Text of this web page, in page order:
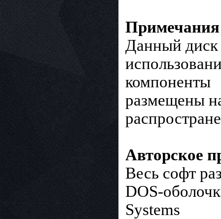
Примечания
Данный диск
компоненты
размещены
Авторское
Весь софт
DOS-
Systems